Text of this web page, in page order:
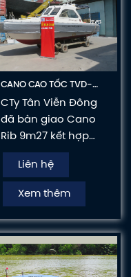
CANO CAO TỐC TVD-
RIB927
CTy Tân Viễn Đông
đã bàn giao Cano
Rib 9m27 kết hợp
động cơ Mercury
Seapro 150HP cho
các dòng tàu 1
thân, 2 thân bằng
composite và hợp
kim nhôm theo tiêu
Liên hệ
Xem thêm